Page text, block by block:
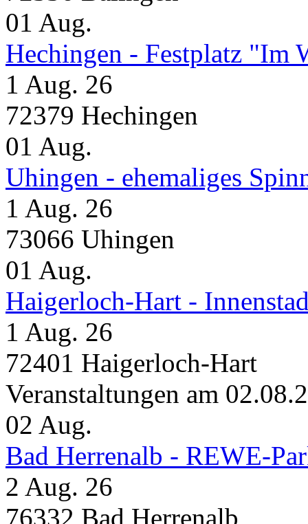
01 Aug.
Hechingen - Festplatz "Im
1 Aug. 26
72379 Hechingen
01 Aug.
Uhingen - ehemaliges
1 Aug. 26
73066 Uhingen
01 Aug.
Haigerloch-Hart -
1 Aug. 26
72401 Haigerloch-Hart
Veranstaltungen am
02 Aug.
Bad Herrenalb - REWE-
2 Aug. 26
76332 Bad Herrenalb